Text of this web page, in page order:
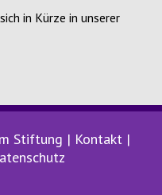
in Kürze in unserer
Stiftung | Kontakt|